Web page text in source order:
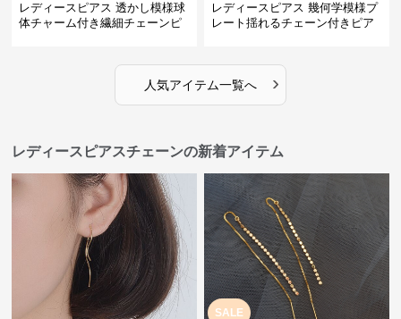
レディースピアス 透かし模様球
体チャーム付き繊細チェーンピ
レディースピアス 幾何学模様プ
レート揺れるチェーン付きピア
人気アイテム一覧へ ›
レディースピアスチェーンの新着アイテム
SALE